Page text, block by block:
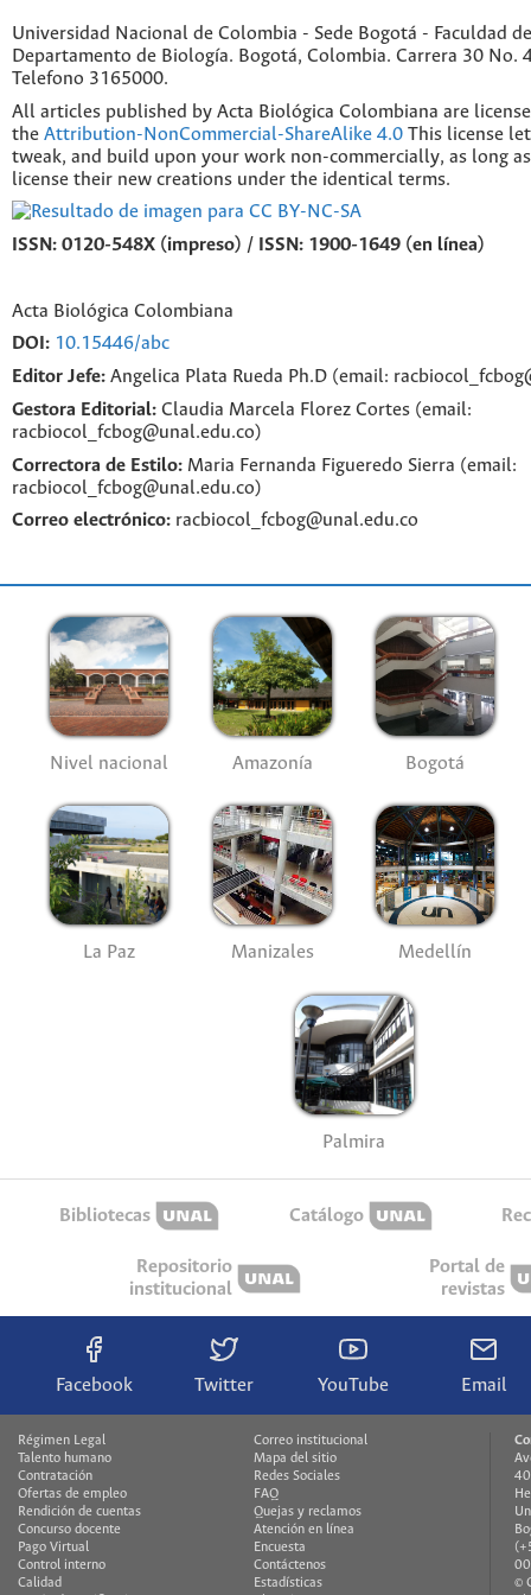
Universidad Nacional de Colombia - Sede Bogotá - Faculdad
Departamento de Biología. Bogotá, Colombia. Carrera 30 No.
Telefono 3165000.
All articles published by Acta Biológica Colombiana are
the Attribution-NonCommercial-ShareAlike 4.0 This license
tweak, and build upon your work non-commercially, as long
license their new creations under the identical terms.
ISSN: 0120-548X (impreso) / ISSN: 1900-1649 (en línea)
Acta Biológica Colombiana
DOI: 10.15446/abc
Editor Jefe: Angelica Plata Rueda Ph.D (email:
Gestora Editorial: Claudia Marcela Florez Cortes (email:
racbiocol_fcbog@unal.edu.co)
Correctora de Estilo: Maria Fernanda Figueredo Sierra (email:
racbiocol_fcbog@unal.edu.co)
Correo electrónico: racbiocol_fcbog@unal.edu.co
Nivel nacional Amazonía Bogotá
La Paz Manizales Medellín
Palmira
Bibliotecas Catálogo
Repositorio
institucional
Portal de
revistas
Facebook Twitter YouTube Email
Régimen Legal
Talento humano
Contratación
Ofertas de empleo
Rendición de cuentas
Concurso docente
Pago Virtual
Control interno
Calidad
Correo institucional
Mapa del sitio
Redes Sociales
FAQ
Quejas y reclamos
Atención en línea
Encuesta
Contáctenos
Estadísticas
©